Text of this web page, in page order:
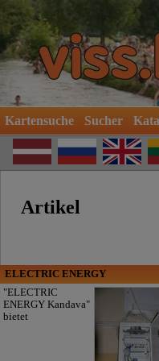
Kartensuche Sucher
Artikel
Autos
Freizeit und Unterhaltung
Schönheitspflege
ELECTRIC ENERGY
"ELECTRIC
ENERGY Kandava"
bietet